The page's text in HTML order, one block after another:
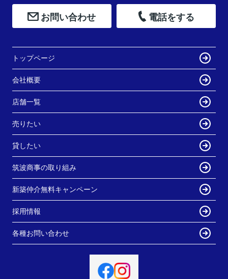
お問い合わせ 電話をする
トップページ
会社概要
店舗一覧
売りたい
貸したい
筑波商事の取り組み
新築仲介無料キャンペーン
採用情報
各種お問い合わせ